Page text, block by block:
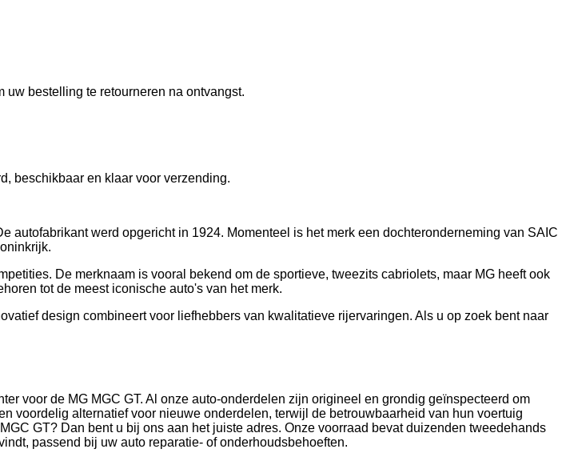
bestelling te retourneren na ontvangst.
beschikbaar en klaar voor verzending.
autofabrikant werd opgericht in 1924. Momenteel is het merk een dochteronderneming van SAIC
De merknaam is vooral bekend om de sportieve, tweezits cabriolets, maar MG heeft ook
tot de meest iconische auto's van het merk.
design combineert voor liefhebbers van kwalitatieve rijervaringen. Als u op zoek bent naar
voor de MG MGC GT. Al onze auto-onderdelen zijn origineel en grondig geïnspecteerd om
voordelig alternatief voor nieuwe onderdelen, terwijl de betrouwbaarheid van hun voertuig
GT? Dan bent u bij ons aan het juiste adres. Onze voorraad bevat duizenden tweedehands
passend bij uw auto reparatie- of onderhoudsbehoeften.